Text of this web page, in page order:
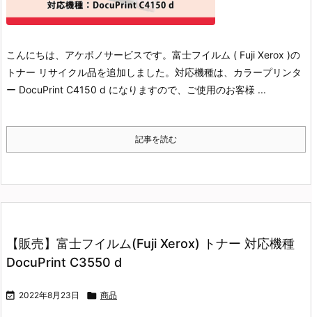
こんにちは、アケボノサービスです。 富士フイルム ( Fuji Xerox )の
トナー リサイクル品を追加しました。 対応機種は、カラープリンタ
ー DocuPrint C4150 d になりますので、ご使用のお客様 ...
記事を読む
【販売】富士フイルム(Fuji Xerox) トナー 対応機種
DocuPrint C3550 d
 2022年8月23日  商品